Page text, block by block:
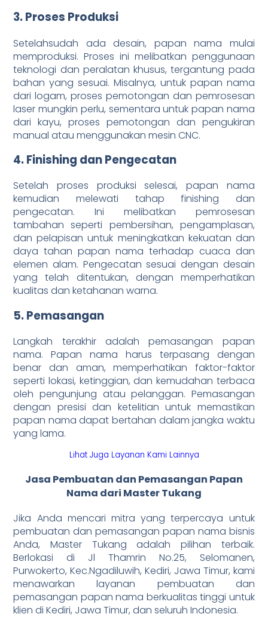
3. Proses Produksi
Setelahsudah ada desain, papan nama mulai
memproduksi. Proses ini melibatkan penggunaan
teknologi dan peralatan khusus, tergantung pada
bahan yang sesuai. Misalnya, untuk papan nama
dari logam, proses pemotongan dan pemrosesan
laser mungkin perlu, sementara untuk papan nama
dari kayu, proses pemotongan dan pengukiran
manual atau menggunakan mesin CNC.
4. Finishing dan Pengecatan
Setelah proses produksi selesai, papan nama
kemudian melewati tahap finishing dan
pengecatan. Ini melibatkan pemrosesan
tambahan seperti pembersihan, pengamplasan,
dan pelapisan untuk meningkatkan kekuatan dan
daya tahan papan nama terhadap cuaca dan
elemen alam. Pengecatan sesuai dengan desain
yang telah ditentukan, dengan memperhatikan
kualitas dan ketahanan warna.
5. Pemasangan
Langkah terakhir adalah pemasangan papan
nama. Papan nama harus terpasang dengan
benar dan aman, memperhatikan faktor-faktor
seperti lokasi, ketinggian, dan kemudahan terbaca
oleh pengunjung atau pelanggan. Pemasangan
dengan presisi dan ketelitian untuk memastikan
papan nama dapat bertahan dalam jangka waktu
yang lama.
Lihat Juga Layanan Kami Lainnya
Jasa Pembuatan dan Pemasangan Papan
Nama dari Master Tukang
Jika Anda mencari mitra yang terpercaya untuk
pembuatan dan pemasangan papan nama bisnis
Anda, Master Tukang adalah pilihan terbaik.
Berlokasi di Jl Thamrin No.25, Selomanen,
Purwokerto, Kec.Ngadiluwih, Kediri, Jawa Timur, kami
menawarkan layanan pembuatan dan
pemasangan papan nama berkualitas tinggi untuk
klien di Kediri, Jawa Timur, dan seluruh Indonesia.